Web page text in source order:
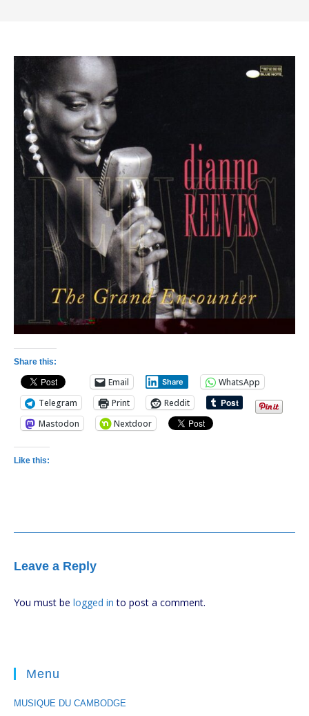
Share this:
Email Share
WhatsApp
Telegram
Print
Reddit
Mastodon
Nextdoor
Like this:
Leave a Reply
You must be logged in to post a comment.
Menu
MUSIQUE DU CAMBODGE